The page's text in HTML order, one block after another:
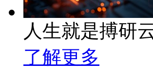
人生就是搏研
了解更多